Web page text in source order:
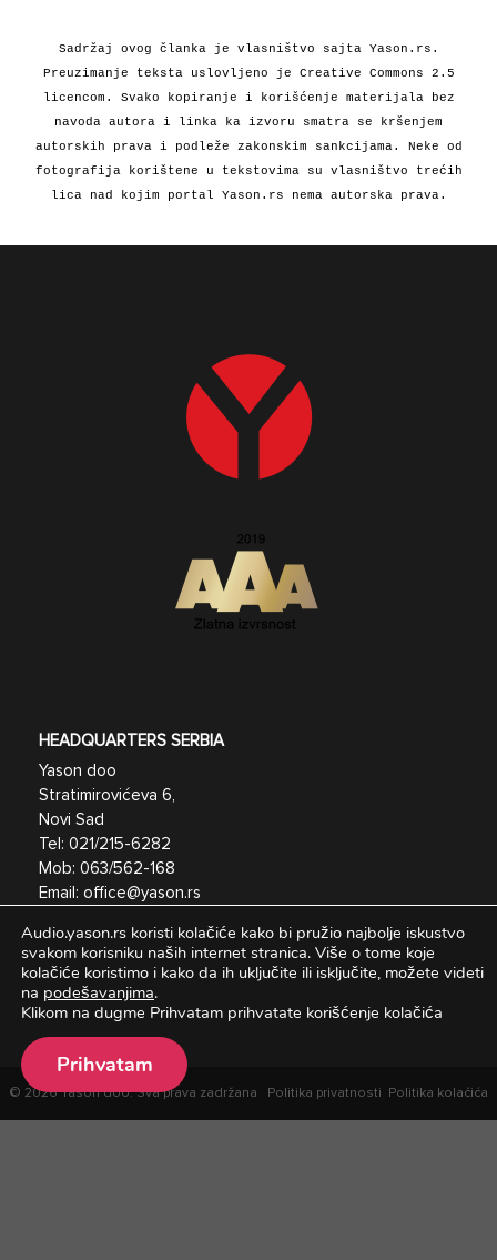
Sadržaj ovog članka je vlasništvo sajta Yason.rs.
Preuzimanje teksta uslovljeno je Creative Commons 2.5
licencom. Svako kopiranje i korišćenje materijala bez
navoda autora i linka ka izvoru smatra se kršenjem
autorskih prava i podleže zakonskim sankcijama. Neke od
fotografija korištene u tekstovima su vlasništvo trećih
lica nad kojim portal Yason.rs nema autorska prava.
HEADQUARTERS SERBIA
Yason doo
Stratimirovićeva 6,
Novi Sad
Tel: 021/215-6282
Mob: 063/562-168
Email: office@yason.rs
© 2026 Yason doo. Sva prava zadržana Politika privatnosti Politika kolačića
Audio.yason.rs koristi kolačiće kako bi pružio najbolje iskustvo
svakom korisniku naših internet stranica. Više o tome koje
kolačiće koristimo i kako da ih uključite ili isključite, možete videti
na podešavanjima.
Klikom na dugme Prihvatam prihvatate korišćenje kolačića
Prihvatam